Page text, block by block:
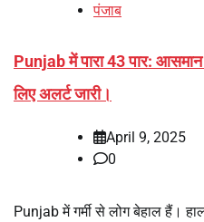
पंजाब
Punjab में पारा 43 पार:
लिए अलर्ट जारी।
April 9, 2025
0
Punjab में गर्मी से लोग बेहाल हैं।